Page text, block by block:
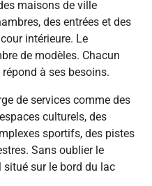
maisons de ville
des entrées et des
intérieure. Le
de modèles. Chacun
à ses besoins.
de services comme des
culturels, des
sportifs, des pistes
Sans oublier le
sur le bord du lac